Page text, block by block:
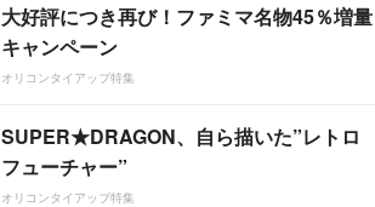
大好評につき再び！ファミマ名物45％増量
キャンペーン
オリコンタイアップ特集
SUPER★DRAGON、自ら描いた”レトロ
フューチャー”
オリコンタイアップ特集